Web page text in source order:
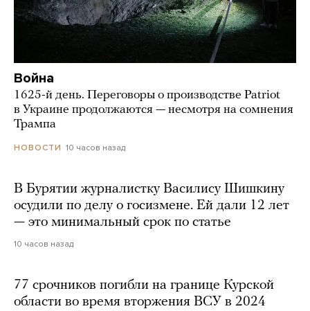
Война
1625-й день. Переговоры о производстве Patriot
в Украине продолжаются — несмотря на сомнения
Трампа
НОВОСТИ 10 часов назад
В Бурятии журналистку Василису Шишкину
осудили по делу о госизмене. Ей дали 12 лет
— это минимальный срок по статье
10 часов назад
77 срочников погибли на границе Курской
области во время вторжения ВСУ в 2024